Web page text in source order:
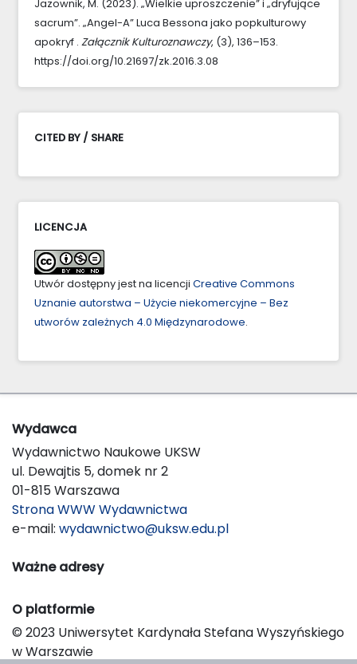
Jazownik, M. (2023). „Wielkie uproszczenie” i „dryfujące
sacrum”. „Angel-A” Luca Bessona jako popkulturowy
apokryf . Załącznik Kulturoznawczy, (3), 136–153.
https://doi.org/10.21697/zk.2016.3.08
CITED BY / SHARE
LICENCJA
Utwór dostępny jest na licencji Creative Commons
Uznanie autorstwa – Użycie niekomercyjne – Bez
utworów zależnych 4.0 Międzynarodowe.
Wydawca
Wydawnictwo Naukowe UKSW
ul. Dewajtis 5, domek nr 2
01-815 Warszawa
Strona WWW Wydawnictwa
e-mail: wydawnictwo@uksw.edu.pl
Ważne adresy
O platformie
© 2023 Uniwersytet Kardynała Stefana Wyszyńskiego
w Warszawie